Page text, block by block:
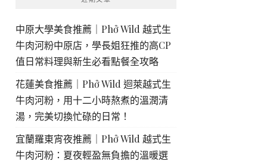
中原大學美食推薦｜Phở Wild 越式生
牛肉河粉中原店，學長姐狂推的高CP
值日常料理與新生必看點餐全攻略
花蓮美食推薦｜Phở Wild 迴萊越式生
牛肉河粉，用十二小時熬煮的溫潤清
湯，完美切換忙碌的日常！
宜蘭羅東宵夜推薦｜Phở Wild 越式生
牛肉河粉：夏夜輕盈無負擔的溫暖選